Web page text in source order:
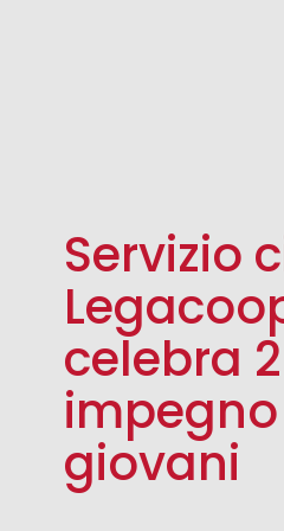
Servizio
celebra
giovani